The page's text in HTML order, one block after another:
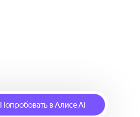
Попробовать в Алисе AI